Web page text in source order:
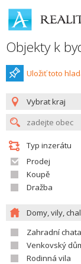
Objekty k
Uložiť toto
Vybrat kraj
Typ inzerátu
Prodej
Koupě
Dražba
Domy, vily,
Zahradní chata
Venkovský
Rodinná vila